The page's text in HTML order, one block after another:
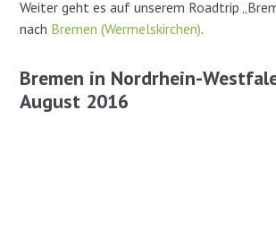
Weiter geht es auf unserem Roadtrip
nach Bremen (Wermelskirchen).
Bremen in Nordrhein-
August 2016